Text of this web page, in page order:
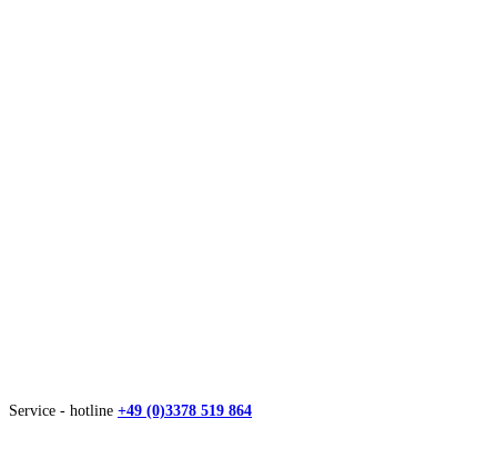
Service - hotline +49 (0)3378 519 864